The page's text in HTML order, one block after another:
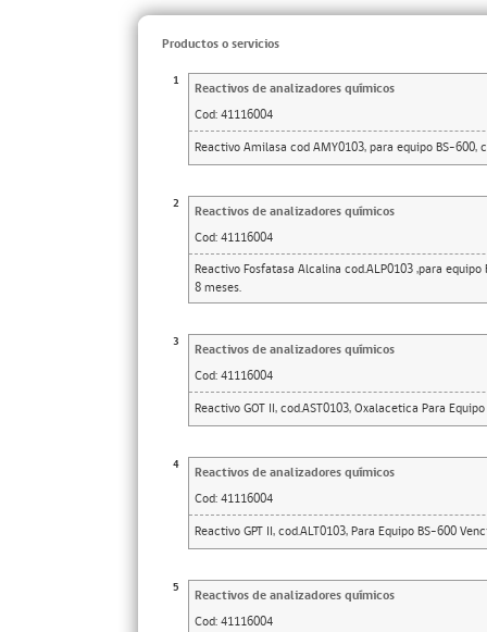
Productos o servicios
1
Reactivos de analizadores químicos
Cod: 41116004
Reactivo Amilasa cod AMY0103, para equipo BS-600,
2
Reactivos de analizadores químicos
Cod: 41116004
Reactivo Fosfatasa Alcalina cod.ALP0103 ,para
8 meses.
3
Reactivos de analizadores químicos
Cod: 41116004
Reactivo GOT II, cod.AST0103, Oxalacetica Para
4
Reactivos de analizadores químicos
Cod: 41116004
Reactivo GPT II, cod.ALT0103, Para Equipo BS-600
5
Reactivos de analizadores químicos
Cod: 41116004